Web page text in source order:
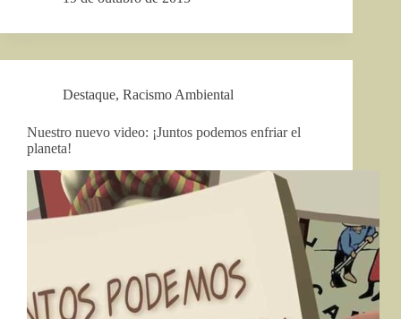
Destaque, Racismo Ambiental
Nuestro nuevo video: ¡Juntos podemos enfriar el
planeta!